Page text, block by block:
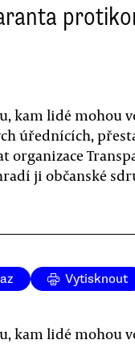
kam lidé mohou
úřednících,
organizace
ji občanské
Vytisknout
kam lidé mohou